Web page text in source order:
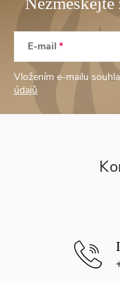
Z
p
E-mail
Vložením e-mailu
údajů